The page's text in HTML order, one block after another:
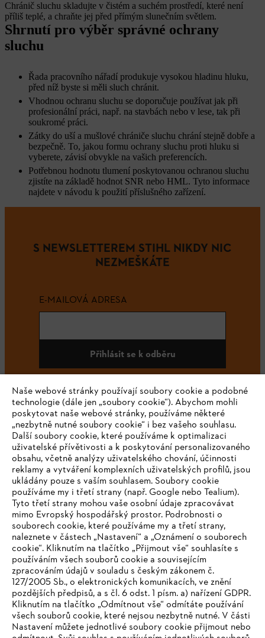
Chránič sluchu skladujte v čistém a suchém prostředí, které není
příliš teplé, a chraňte jej před přímým slunečním světlem.
Shrnutí pro výběr správné ochrany
sluchu
Řada pracovního nářadí produkuje vysokou hladinu hluku,
před níž byste si měli sluch chránit.
Vhodnou ochranu sluchu se doporučuje používat jak při
profesionální práci, např. na stavbách nebo v lese, tak při
soukromé práci.
Zátky do uší a mušlové chrániče sluchu chrání stejně dobře a
bezpečně. To, jakou formu ochrany sluchu proti hluku si
vyberete, závisí obvykle na vašich preferencích.
Potřebnou hodnotu tlumení poskytovanou ochranou sluchu
zjistíte na základě hodnot SNR nebo HML. Tyto informace
najdete v návodu k použití příslušného zařízení.
S NEWSLETTEREM STIHL NIKDY NIC
NEZMEŠKÁTE
E-MAILOVÁ ADRESA
Přihlásit se k odběru
#STIHL
Společnost
STIHL FAQ
Služby
IHR BROWSER WIRD NICHT
UNTERSTÜTZT
Naše webové stránky používají soubory cookie a podobné
technologie (dále jen „soubory cookie“). Abychom mohli
poskytovat naše webové stránky, používáme některé
„nezbytně nutné soubory cookie“ i bez vašeho souhlasu.
Další soubory cookie, které používáme k optimalizaci
uživatelské přívětivosti a k poskytování personalizovaného
obsahu, včetně analýzy uživatelského chování, účinnosti
reklamy a vytváření komplexních uživatelských profilů, jsou
ukládány pouze s vaším souhlasem. Soubory cookie
používáme my i třetí strany (např. Google nebo Tealium).
Tyto třetí strany mohou vaše osobní údaje zpracovávat
mimo Evropský hospodářský prostor. Podrobnosti o
souborech cookie, které používáme my a třetí strany,
naleznete v částech „Nastavení“ a „Oznámení o souborech
cookie“. Kliknutím na tlačítko „Přijmout vše“ souhlasíte s
používáním všech souborů cookie a souvisejícím
zpracováním údajů v souladu s českým zákonem č.
127/2005 Sb., o elektronických komunikacích, ve znění
pozdějších předpisů, a s čl. 6 odst. 1 písm. a) nařízení GDPR.
Kliknutím na tlačítko „Odmítnout vše“ odmítáte používání
všech souborů cookie, které nejsou nezbytně nutné. V části
Nastavení můžete jednotlivé soubory cookie přijmout nebo